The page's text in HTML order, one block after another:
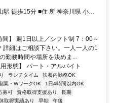
せんか
所 神奈川県 小田
ス 小田急小田原線栢山駅 徒歩15分
間】 週1日以上／シフト制 7：00～
細はご相談下さい。一人一人の1
勤務時間や場所を決めま...
形態】 パート・アルバイト
ランチタイム
扶養内勤務OK
業・WワークOK
1日4時間以内OK
募可 資格取得支援あり
長期
取得実績あり 早朝 午後